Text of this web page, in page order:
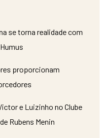
se torna realidade com
proporcionam
e Luizinho no Clube
Rubens Menin